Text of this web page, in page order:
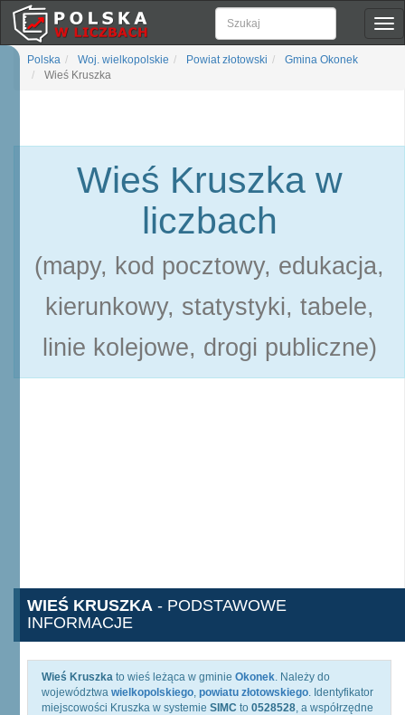
Polska Woj. wielkopolskie Powiat złotowski
Gmina Okonek
Wieś Kruszka
Wieś Kruszka w
liczbach
(mapy, kod pocztowy, edukacja,
kierunkowy, statystyki, tabele,
linie kolejowe, drogi publiczne)
WIEŚ KRUSZKA - PODSTAWOWE
INFORMACJE
Wieś Kruszka to wieś leżąca w gminie Okonek. Należy do
województwa wielkopolskiego, powiatu złotowskiego. Identyfikator
miejscowości Kruszka w systemie SIMC to 0528528, a współrzędne